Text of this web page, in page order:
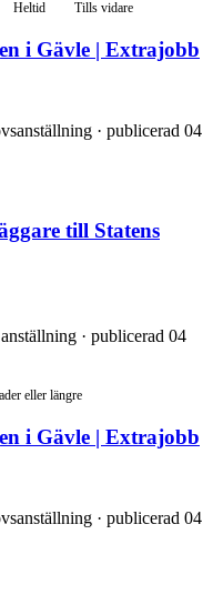
Heltid Tills vidare
i Gävle | Extrajobb
· publicerad 04
till Statens
· publicerad 04
eller längre
i Gävle | Extrajobb
· publicerad 04